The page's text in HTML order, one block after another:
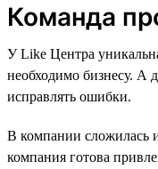
Команда
У Like Центра
необходимо бизнесу. А
исправлять ошибки.
В компании сложилась
компания готова